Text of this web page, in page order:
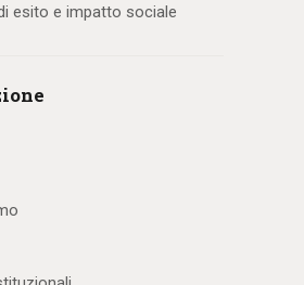
esito e impatto sociale